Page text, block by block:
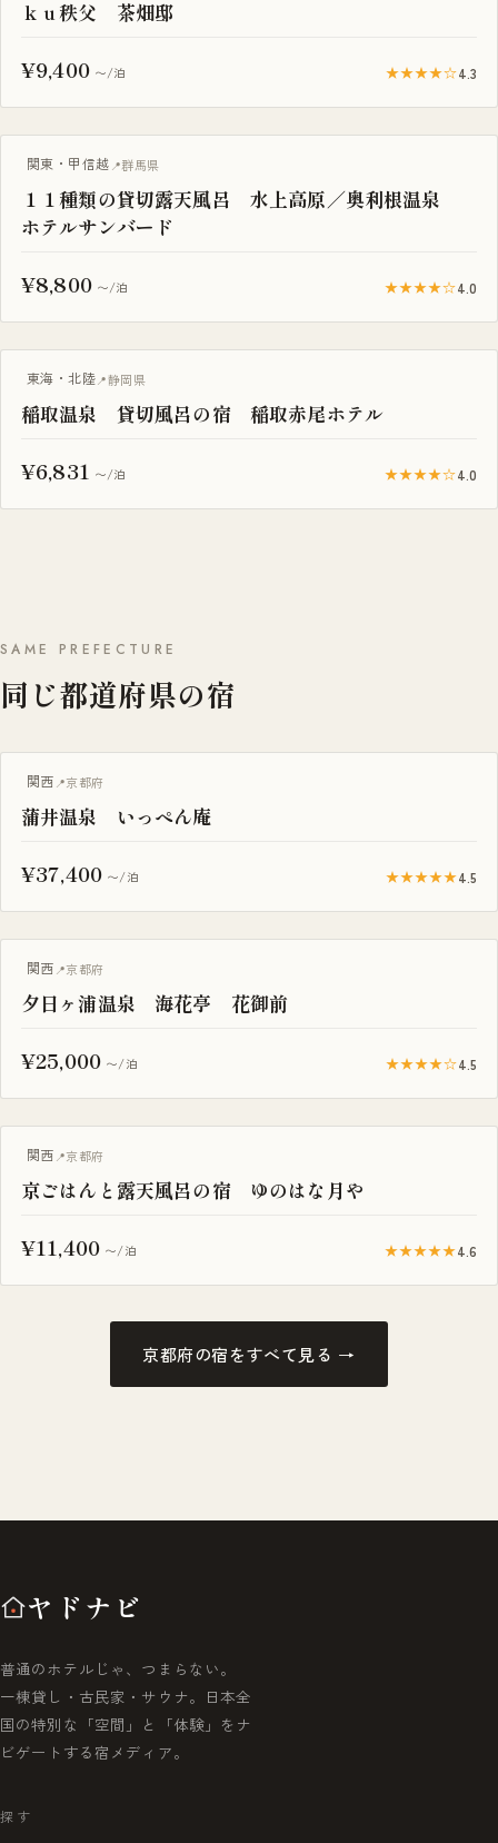
ｋｕ秩父 茶畑邸
¥9,400 〜/泊 ★★★★☆4.3
一棟貸し
関東・甲信越 群馬県
１１種類の貸切露天風呂 水上高原／奥利根温泉
ホテルサンバード
¥8,800 〜/泊 ★★★★☆4.0
一棟貸し
東海・北陸 静岡県
稲取温泉 貸切風呂の宿 稲取赤尾ホテル
¥6,831 〜/泊 ★★★★☆4.0
SAME PREFECTURE
同じ都道府県の宿
関西 京都府
蒲井温泉 いっぺん庵
¥37,400 〜/泊 ★★★★★4.5
露天風呂付き客室
関西 京都府
夕日ヶ浦温泉 海花亭 花御前
¥25,000 〜/泊 ★★★★☆4.5
露天風呂付き客室
関西 京都府
京ごはんと露天風呂の宿 ゆのはな月や
¥11,400 〜/泊 ★★★★★4.6
京都府の宿をすべて見る →
ヤドナビ
普通のホテルじゃ、つまらない。
一棟貸し・古民家・サウナ。日本全
国の特別な「空間」と「体験」をナ
ビゲートする宿メディア。
探す